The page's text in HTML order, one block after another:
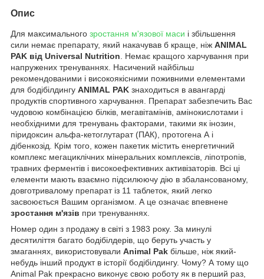
Опис
Для максимального зростання м'язової маси і збільшення
сили немає препарату, який накачував б краще, ніж ANIMAL
PAK від Universal Nutrition . Немає кращого харчування при
напружених тренуваннях. Насичений найбільш
рекомендованими і високоякісними поживними елементами
для бодібілдингу ANIMAL PAK знаходиться в авангарді
продуктів спортивного харчування. Препарат забезпечить Вас
чудовою комбінацією білків, мегавітамінів, амінокислотами і
необхідними для тренувань факторами, такими як інозин,
піридоксин альфа-кетоглутарат (ПАК), протогена А і
дібенкозід. Крім того, кожен пакетик містить енергетичний
комплекс мегациклічних мінеральних комплексів, ліпотропів,
травних ферментів і високоефективних активізаторів. Всі ці
елементи мають взаємно підсилюючу дію в збалансованому,
довготривалому препарат із 11 таблеток, який легко
засвоюється Вашим організмом. А це означає впевнене
зростання м'язів при тренуваннях.
Номер один з продажу в світі з 1983 року. За минулі
десятиліття багато бодібілдерів, що беруть участь у
змаганнях, використовували Animal Pak більше, ніж який-
небудь інший продукт в історії бодібілдингу. Чому? А тому що
Animal Pak прекрасно виконує свою роботу як в перший раз,